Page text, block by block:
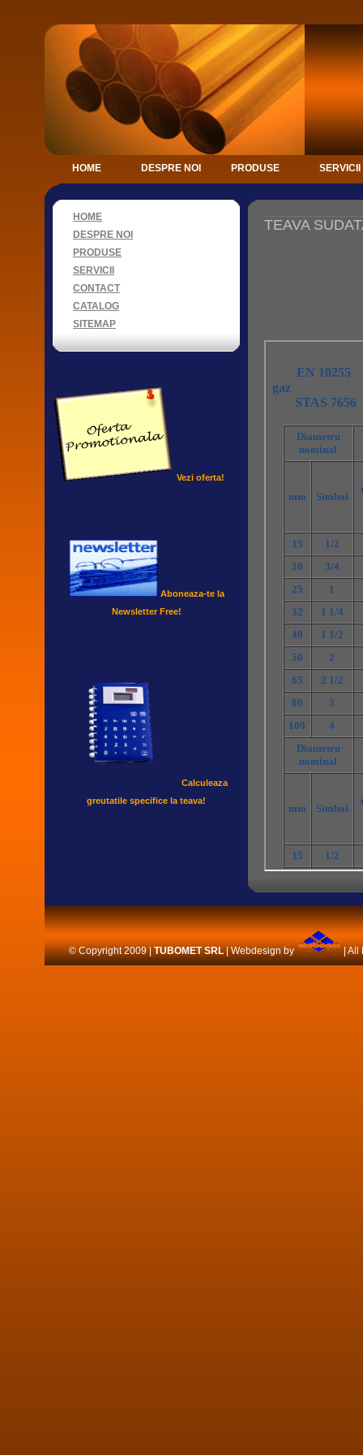
HOME DESPRE NOI PRODUSE SERVICII
HOME
DESPRE NOI
PRODUSE
SERVICII
CONTACT
CATALOG
SITEMAP
Vezi oferta!
Aboneaza-te la
Newsletter Free!
Calculeaza
greutatile specifice la teava!
TEAVA
© Copyright 2009 |TUBOMET SRL| Webdesign by | All